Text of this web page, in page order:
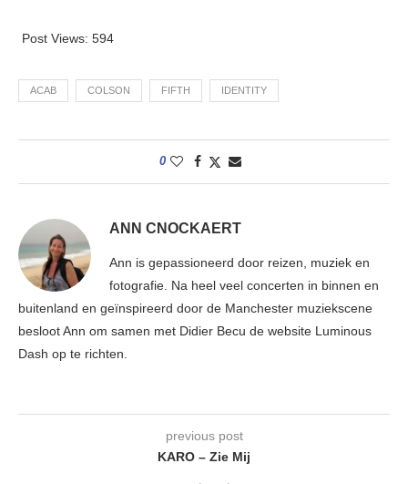
Post Views: 594
ACAB COLSON FIFTH IDENTITY
0
ANN CNOCKAERT
Ann is gepassioneerd door reizen, muziek en
fotografie. Na heel veel concerten in binnen en
buitenland en geïnspireerd door de Manchester muziekscene
besloot Ann om samen met Didier Becu de website Luminous
Dash op te richten.
previous post
KARO – Zie Mij